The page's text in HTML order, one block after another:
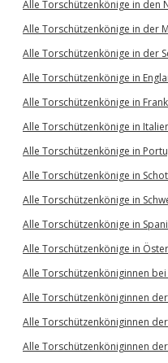
Alle Torschützenkönige in den
Alle Torschützenkönige in der
Alle Torschützenkönige in der
Alle Torschützenkönige in
Alle Torschützenkönige in
Alle Torschützenkönige in
Alle Torschützenkönige in
Alle Torschützenkönige in
Alle Torschützenkönige in
Alle Torschützenkönige in
Alle Torschützenkönige in
Alle Torschützenköniginnen
Alle Torschützenköniginnen
Alle Torschützenköniginnen
Alle Torschützenköniginnen